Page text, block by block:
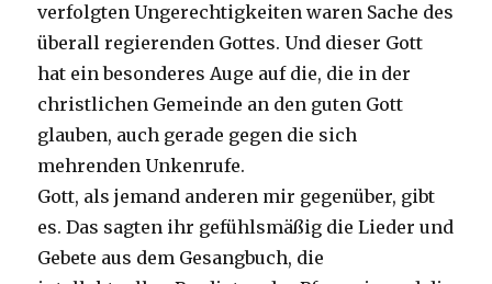
verfolgten Ungerechtigkeiten waren Sache des
überall regierenden Gottes. Und dieser Gott
hat ein besonderes Auge auf die, die in der
christlichen Gemeinde an den guten Gott
glauben, auch gerade gegen die sich
mehrenden Unkenrufe.
Gott, als jemand anderen mir gegenüber, gibt
es. Das sagten ihr gefühlsmäßig die Lieder und
Gebete aus dem Gesangbuch, die